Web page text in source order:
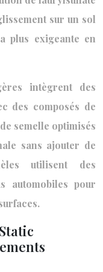
sur un sol
plus exigeante en
intègrent des
des composés de
semelle optimisés
sans ajouter de
utilisent des
automobiles pour